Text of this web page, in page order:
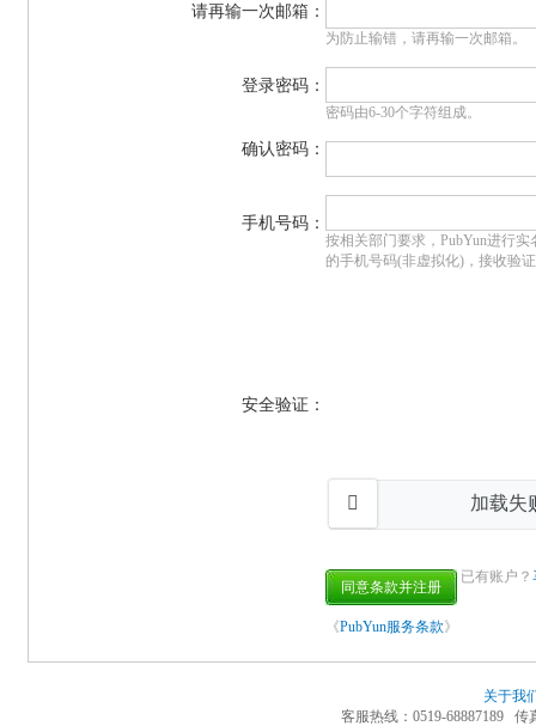
请再输一次邮箱：
为防止输错，请再输一次邮箱。
登录密码：
密码由6-30个字符组成。
确认密码：
手机号码：
按相关部门要求，PubYun进行
的手机号码(非虚拟化)，接收验
安全验证：
已有账户？
《PubYun服务条款》
关于我
客服热线：0519-68887189 传